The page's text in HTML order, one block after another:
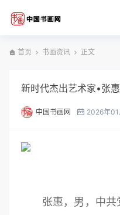
首页 书画资讯 正文
新时代杰出艺术家•张
中国书画网 2026年01
张惠，男，中共